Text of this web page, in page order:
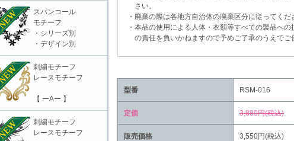
さい。
・廃棄の際は各地方自治体の廃棄区分に従ってくだ
・本品の使用による人体・衣類等すべての製品への
の責任を負いかねますので予めご了承のうえでご
型番 RSM-016
定価 3,880円(税込)
販売価格 3,550円(税込)
スパンコール
モチーフ
・シリーズ別
・デザイン別
刺繍モチーフ
レースモチーフ
【 ーAー 】
刺繍モチーフ
レースモチーフ